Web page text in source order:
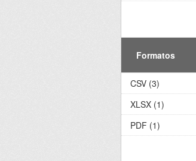
Formatos
CSV (3)
XLSX (1)
PDF (1)